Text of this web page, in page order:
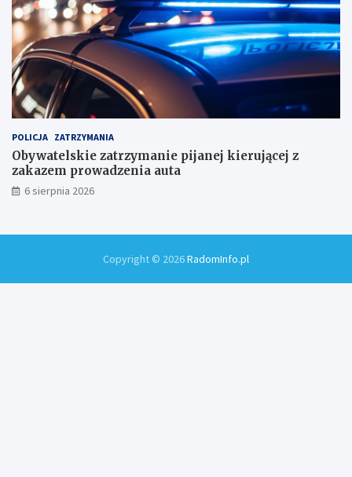
POLICJA ZATRZYMANIA
Obywatelskie zatrzymanie pijanej kierującej z
zakazem prowadzenia auta
6 sierpnia 2026
Copyright © 2026RadomInfo.pl